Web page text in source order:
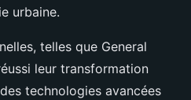
urbaine.
telles que General
leur transformation
technologies avancées